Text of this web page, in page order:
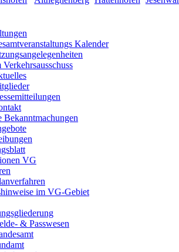
Kalender
Verkehrsausschuss
Bekanntmachungen
VG
im VG-Gebiet
& Passwesen